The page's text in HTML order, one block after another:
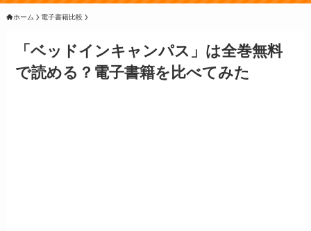
ホーム 電子書籍比較
「ベッドインキャンパス」は全巻無料
で読める？電子書籍を比べてみた